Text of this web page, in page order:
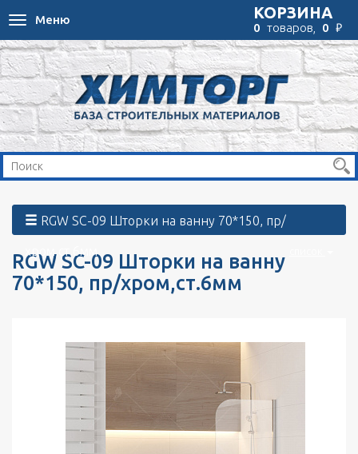
Toggle
navigation
Меню КОРЗИНА
0 товаров, 0 ₽
хром,ст.6мм
RGW SC-09 Шторки на ванну
70*150, пр/хром,ст.6мм